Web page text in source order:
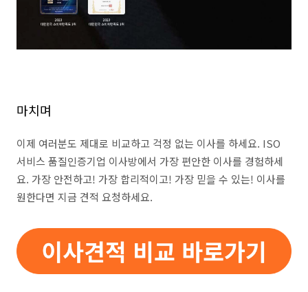
마치며
이제 여러분도 제대로 비교하고 걱정 없는 이사를 하세요. ISO
서비스 품질인증기업 이사방에서 가장 편안한 이사를 경험하세
요. 가장 안전하고! 가장 합리적이고! 가장 믿을 수 있는! 이사를
원한다면 지금 견적 요청하세요.